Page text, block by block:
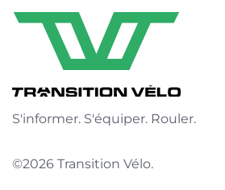
S'informer. S'équiper. Rouler.
©2026 Transition Vélo.